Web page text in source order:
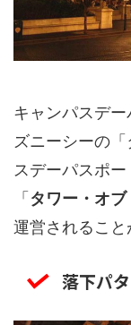
キャンパスデ
ズニーシーの
スデーパスポ
「 タワー・オ
運営されること
落下パ